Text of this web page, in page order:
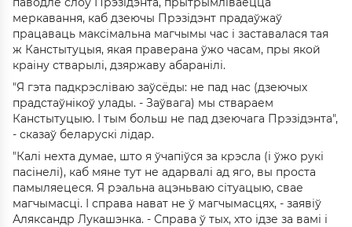
меркавання, каб дзеючы Прэзідэнт прадаўжаў
працаваць максімальна магчымы час і заставалася тая
ж Канстытуцыя, якая праверана ўжо часам, пры якой
краіну стварылі, дзяржаву абаранілі.
"Я гэта падкрэсліваю заўсёды: не пад нас (дзеючых
прадстаўнікоў улады. - Заўвага) мы ствараем
Канстытуцыю. І тым больш не пад дзеючага Прэзідэнта",
- сказаў беларускі лідар.
"Калі нехта думае, што я ўчапіўся за крэсла (і ўжо рукі
пасінелі), каб мяне тут не адарвалі ад яго, вы проста
памыляецеся. Я рэальна ацэньваю сітуацыю, свае
магчымасці. І справа нават не ў магчымасцях, - заявіў
Аляксандр Лукашэнка. - Справа ў тых, хто ідзе за вамі і